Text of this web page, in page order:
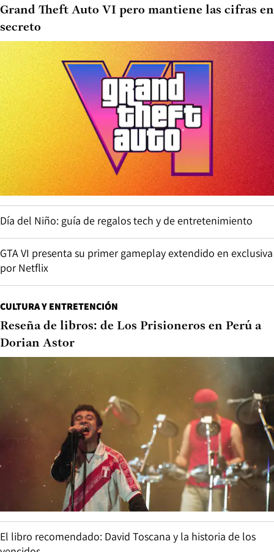
Grand Theft Auto VI pero mantiene las cifras en
secreto
Día del Niño: guía de regalos tech y de entretenimiento
GTA VI presenta su primer gameplay extendido en exclusiva
por Netflix
CULTURA Y ENTRETENCIÓN
Reseña de libros: de Los Prisioneros en Perú a
Dorian Astor
El libro recomendado: David Toscana y la historia de los